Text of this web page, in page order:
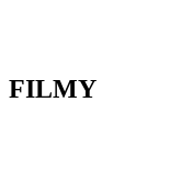
FILMY